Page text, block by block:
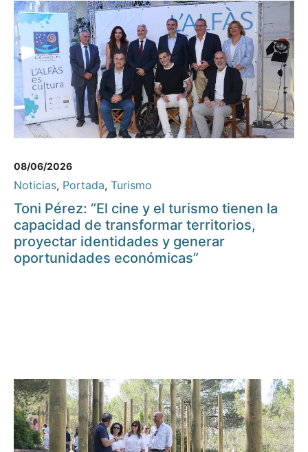
08/06/2026
Noticias, Portada, Turismo
Toni Pérez: “El cine y el turismo tienen la
capacidad de transformar territorios,
proyectar identidades y generar
oportunidades económicas”